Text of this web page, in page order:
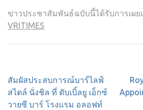
ข่าวประชาสัมพันธ์ฉบับนี้ได้รับการเผ
VRITIMES
Post
navigation
สัมผัสประสบการณ์บาร์ไลฟ์
สไตล์ นั่งชิล ที่ ดับเบิ้ลยู เอ็กซ์
วายซี บาร์ โรงแรม อลอฟท์